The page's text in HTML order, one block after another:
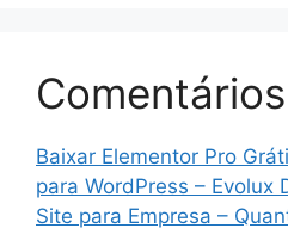
Comentários
Baixar Elementor Pro
para WordPress – Evolux
Site para Empresa –